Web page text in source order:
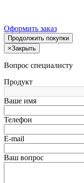
Оформить заказ
Продолжить покупки
×Закрыть
Вопрос специалисту
Продукт
Ваше имя
Телефон
E-mail
Ваш вопрос